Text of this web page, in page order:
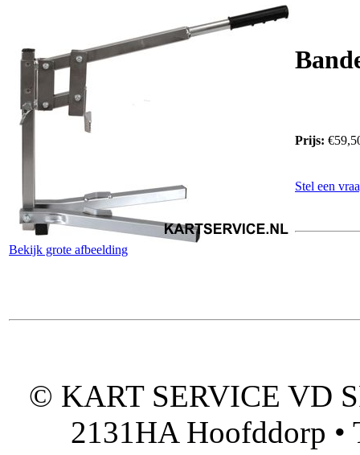
Bekijk grote afbeelding
Prijs:
Stel een
© KART SERVICE VD
2131HA Hoofddorp •